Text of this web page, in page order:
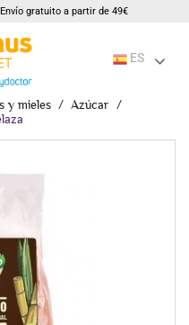
gratuito a partir de 49€
ES
y mieles
Azúcar